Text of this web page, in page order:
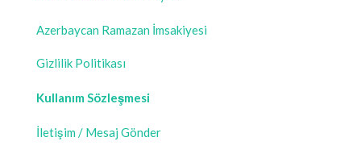
Azerbaycan Ramazan İmsakiyesi
Gizlilik Politikası
Kullanım Sözleşmesi
İletişim / Mesaj Gönder